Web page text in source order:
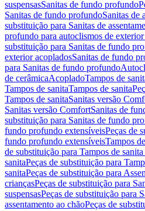
suspensasSanitas de fundo profundo
Sanitas de fundo profundoSanitas de
substituição para Sanitas de
profundo para autoclismos de
substituição para Sanitas de fundo
exterior acopladosSanitas de fundo
para Sanitas de fundo profundo
de cerâmicaAcopladoTampos de
Tampos de sanitaTampos de sanita
Tampos de sanitaSanitas versão
Sanitas versão ComfortSanitas de
substituição para Sanitas de fundo
fundo profundo extensíveisPeças de
fundo profundo extensíveisTampos
de substituição para Tampos de
sanitaPeças de substituição para
sanitaPeças de substituição para
criançasPeças de substituição para
suspensasPeças de substituição para
assentamento ao chãoPeças de